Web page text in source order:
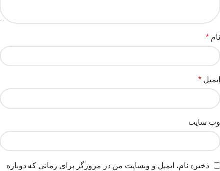
نام *
ایمیل *
وب‌ سایت
ذخیره نام، ایمیل و وبسایت من در مرورگر برای زمانی که دوباره